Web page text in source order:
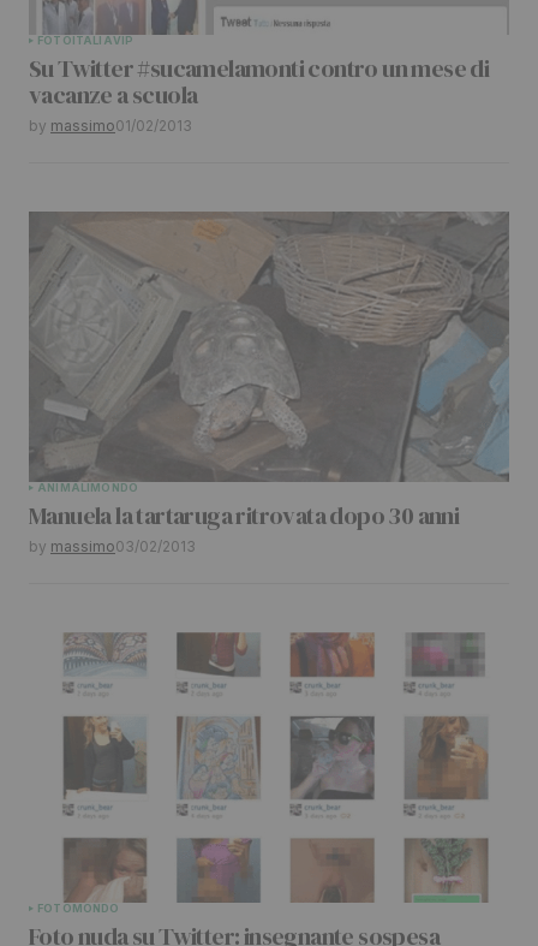
Your Name *
Your E-mail *
FOTOITALIAVIP
Su Twitter #sucamelamonti contro un mese di
vacanze a scuola
by massimo01/02/2013
ANIMALIMONDO
Manuela la tartaruga ritrovata dopo 30 anni
by massimo03/02/2013
FOTOMONDO
Foto nuda su Twitter: insegnante sospesa